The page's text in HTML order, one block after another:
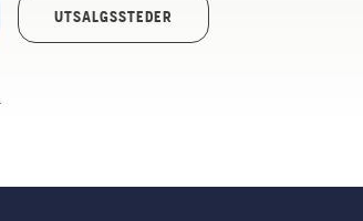
UTSALGSSTEDER